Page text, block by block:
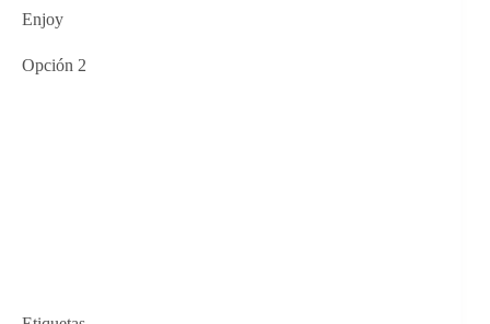
Enjoy
Opción 2